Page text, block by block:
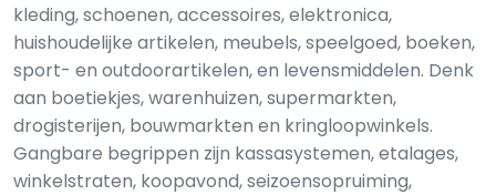
kleding, schoenen, accessoires, elektronica,
huishoudelijke artikelen, meubels, speelgoed, boeken,
sport- en outdoorartikelen, en levensmiddelen. Denk
aan boetiekjes, warenhuizen, supermarkten,
drogisterijen, bouwmarkten en kringloopwinkels.
Gangbare begrippen zijn kassasystemen, etalages,
winkelstraten, koopavond, seizoensopruiming,